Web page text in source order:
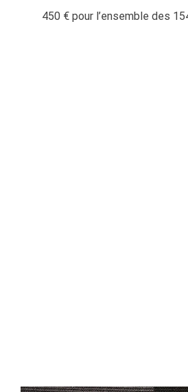
450 € pour l’ensemble des